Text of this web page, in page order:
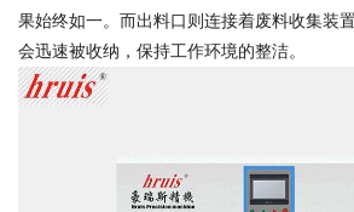
果始终如一。而出料口则连接着废料收集装
会迅速被收纳，保持工作环境的整洁。